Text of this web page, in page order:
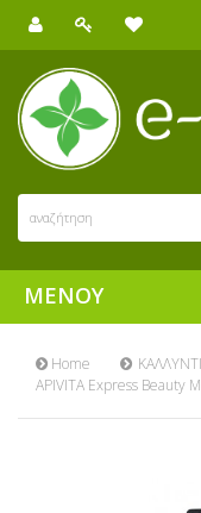
ΜΕΝΟΎ
Home
APIVITA Express Beauty